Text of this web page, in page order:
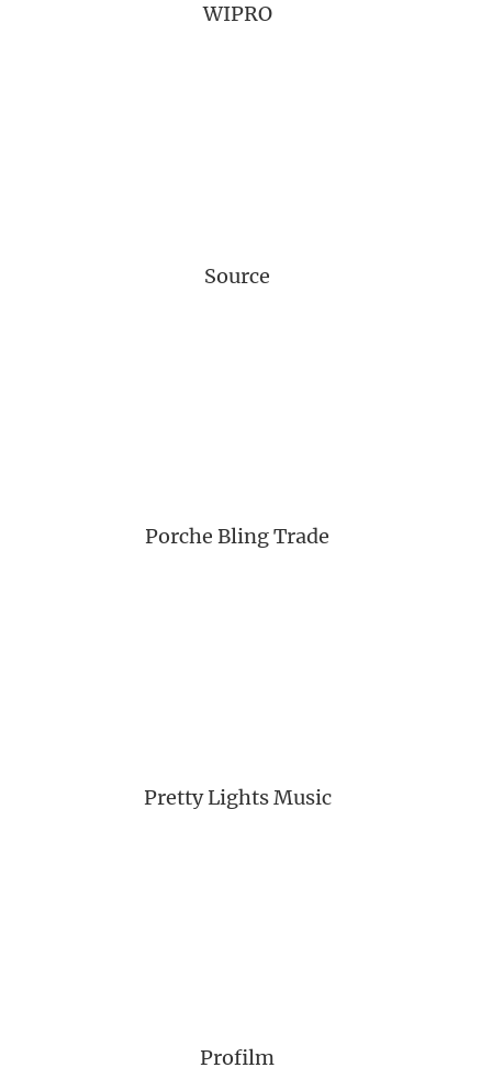
WIPRO
Source
Porche Bling Trade
Pretty Lights Music
Profilm